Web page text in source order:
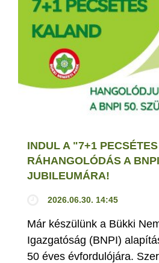
INDUL A "7+1
RÁHANGOLÓDÁS A
JUBILEUMÁRA!
2026.06.30. 14:45
Már készülünk a Bükki
Igazgatóság (BNPI)
50 éves évfordulójára.